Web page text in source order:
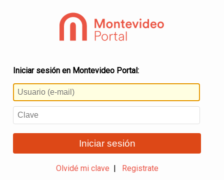
Iniciar sesión en Montevideo Portal:
Iniciar sesión
Olvidé mi clave Registrate